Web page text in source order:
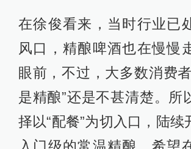
在徐俊看来，当时行业已
风口，精酿啤酒也在慢慢
眼前，不过，大多数消费
是精酿”还是不甚清楚。所
择以“配餐”为切入口，陆续
入门级的常温精酿，希望